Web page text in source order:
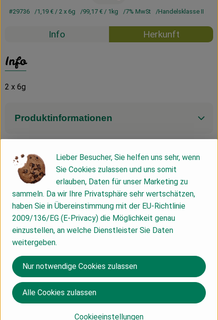
#29736 1,19 €/ 2 x 6g 99,17 €/ 1kg 7% MwSt Handelsklasse II
Info Herkunft
Info
2 x 6g
Produktinformationen
Zutaten
Nährwert-Info
Produktdatenblatt
Herkunft
Hersteller: Biovegan
Lieber Besucher, Sie helfen uns sehr, wenn
Sie Cookies zulassen und uns somit
erlauben, Daten für unser Marketing zu
sammeln. Da wir Ihre Privatsphäre sehr wertschätzen,
haben Sie in Übereinstimmung mit der EU-Richtlinie
2009/136/EG (E-Privacy) die Möglichkeit genau
einzustellen, an welche Dienstleister Sie Daten
weitergeben.
Cookieeinstellungen
Nur notwendige Cookies zulassen
Alle Cookies zulassen